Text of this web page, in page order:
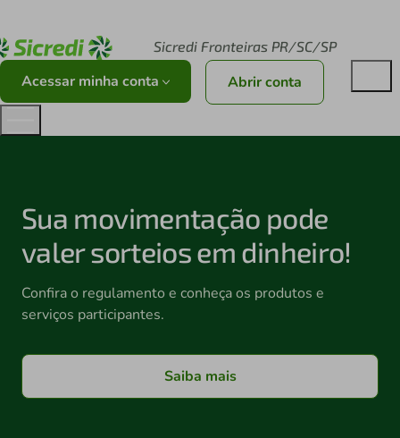
Sicredi Fronteiras PR/SC/SP
Acessar minha conta Abrir conta
Sua movimentação pode
valer sorteios em dinheiro!
Confira o regulamento e conheça os produtos e
serviços participantes.
Saiba mais